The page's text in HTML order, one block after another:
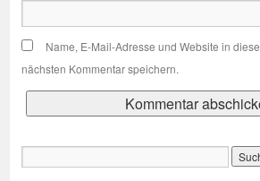
Name, E-Mail-Adresse und Website in
nächsten Kommentar speichern.